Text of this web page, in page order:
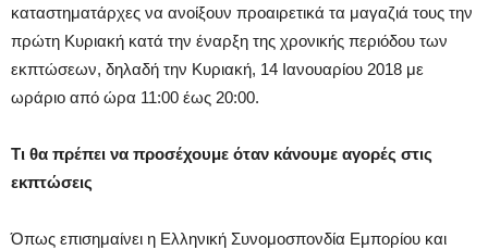
καταστηματάρχες να ανοίξουν προαιρετικά τα μαγαζιά τους την
πρώτη Κυριακή κατά την έναρξη της χρονικής περιόδου των
εκπτώσεων, δηλαδή την Κυριακή, 14 Ιανουαρίου 2018 με
ωράριο από ώρα 11:00 έως 20:00.
Τι θα πρέπει να προσέχουμε όταν κάνουμε αγορές στις
εκπτώσεις
Όπως επισημαίνει η Ελληνική Συνομοσπονδία Εμπορίου και